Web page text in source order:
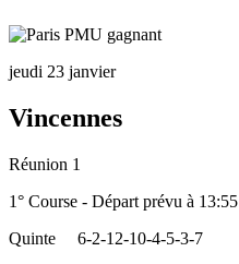
jeudi 23 janvier
Vincennes
Réunion 1
1° Course - Départ prévu à 13:55
Quinte
6-2-12-10-4-5-3-7